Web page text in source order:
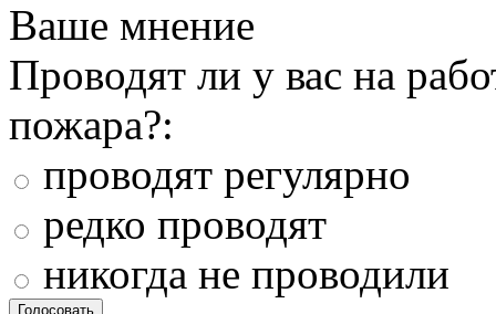
Ваше мнение
Проводят ли у вас на
пожара?:
проводят регулярно
редко проводят
никогда не проводили